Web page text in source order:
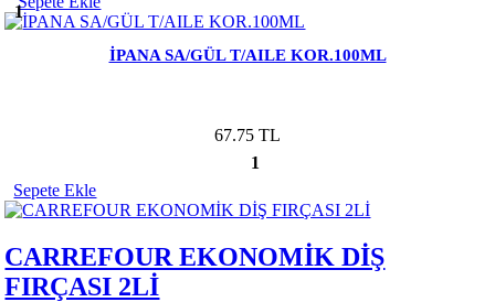
1
İPANA SA/GÜL T/AILE KOR.100ML
67.75 TL
1
Sepete Ekle
CARREFOUR EKONOMİK DİŞ
FIRÇASI 2Lİ